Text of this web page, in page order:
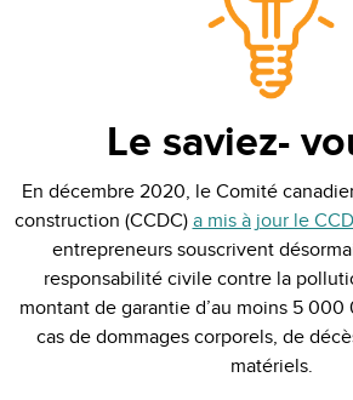
Le saviez-
En décembre 2020, le Comité
construction (CCDC) a mis à jour le
entrepreneurs souscrivent
responsabilité civile contre la
montant de garantie d’au moins 5
cas de dommages corporels, de
matériels.